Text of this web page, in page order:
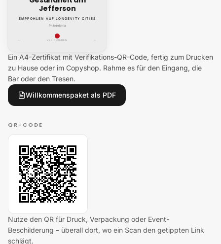
Jefferson
EMPFOHLEN AUF LONGEVITY CITIES
Philadelphia
— VERIFIZIEREN —
Ein A4-Zertifikat mit Verifikations-QR-Code, fertig zum Drucken
zu Hause oder im Copyshop. Rahme es für den Eingang, die
Bar oder den Tresen.
Willkommenspaket als PDF
QR-CODE
Nutze den QR für Druck, Verpackung oder Event-
Beschilderung – überall dort, wo ein Scan den getippten Link
schlägt.